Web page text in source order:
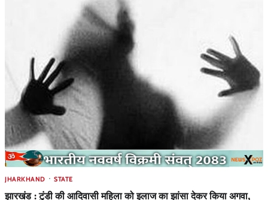
JHARKHAND STATE
झारखंड : टुंडी की आदिवासी महिला को इलाज का झांसा देकर किया अगवा,